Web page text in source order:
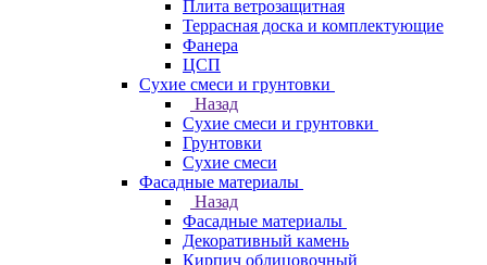
Плита ветрозащитная
Террасная доска и комплектующие
Фанера
ЦСП
Сухие смеси и грунтовки
Назад
Сухие смеси и грунтовки
Грунтовки
Сухие смеси
Фасадные материалы
Назад
Фасадные материалы
Декоративный камень
Кирпич облицовочный